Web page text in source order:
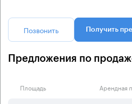
Позвонить Получить
Предложения по
Площадь Арендная